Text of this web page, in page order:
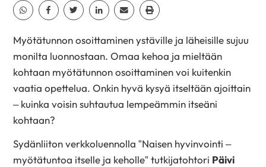
Jaa Whatsapp
Jaa Facebook
Jaa TwitterJaa Linkedin
Jaa EmailJaa Print
Myötätunnon osoittaminen ystäville ja läheisille sujuu
monilta luonnostaan. Omaa kehoa ja mieltään
kohtaan myötätunnon osoittaminen voi kuitenkin
vaatia opettelua. Onkin hyvä kysyä itseltään ajoittain
– kuinka voisin suhtautua lempeämmin itseäni
kohtaan?
Sydänliiton verkkoluennolla ”Naisen hyvinvointi –
myötätuntoa itselle ja keholle” tutkijatohtori Päivi